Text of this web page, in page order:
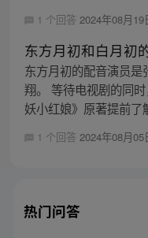
1 个回答 2024年08月19
东方月初和白月初
东方月初的配音演员
翔。 等待电视剧的同
妖小红娘》原著提前了
1 个回答 2024年08月05
热门问答